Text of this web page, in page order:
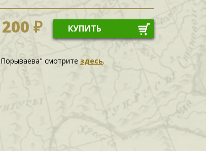
₽ КУПИТЬ
смотрите здесь.